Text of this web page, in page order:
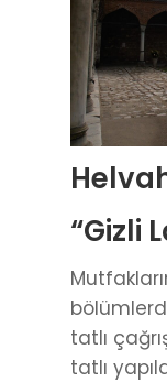
“Gizli
tatlı
tatlı